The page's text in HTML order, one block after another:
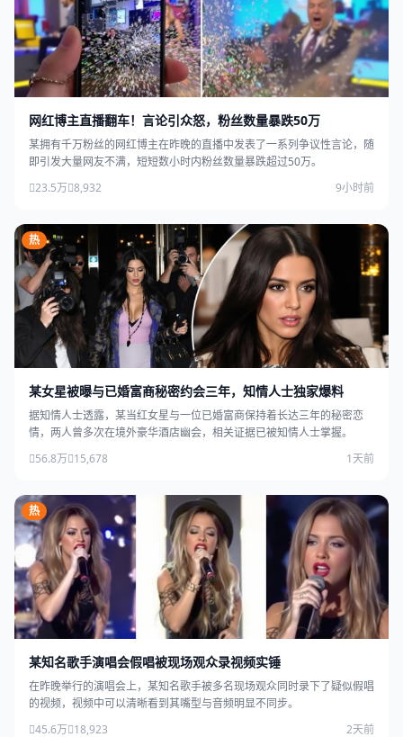
网红博主直播翻车！言论引众怒，粉丝数量暴跌50万
某拥有千万粉丝的网红博主在昨晚的直播中发表了一系列争议性言论，随
即引发大量网友不满，短短数小时内粉丝数量暴跌超过50万。
23.5万 8,932 9小时前
热
某女星被曝与已婚富商秘密约会三年，知情人士独家爆料
据知情人士透露，某当红女星与一位已婚富商保持着长达三年的秘密恋
情，两人曾多次在境外豪华酒店幽会，相关证据已被知情人士掌握。
56.8万 15,678 1天前
热
某知名歌手演唱会假唱被现场观众录视频实锤
在昨晚举行的演唱会上，某知名歌手被多名现场观众同时录下了疑似假唱
的视频，视频中可以清晰看到其嘴型与音频明显不同步。
45.6万 18,923 2天前